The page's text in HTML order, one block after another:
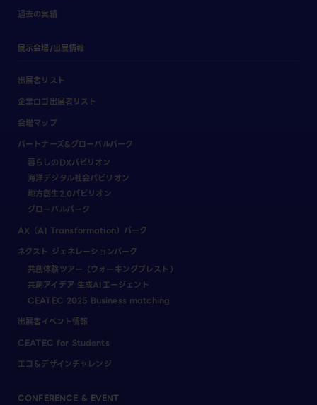
過去の実績
展示会場/出展情報
出展者リスト
企業ロゴ出展者リスト
会場マップ
パートナーズ&グローバルパーク
暮らしのDXパビリオン
海洋デジタル社会パビリオン
地方創生2.0パビリオン
グローバルパーク
AX（AI Transformation）パーク
ネクスト ジェネレーションパーク
共創体験ツアー（ウォーキングブレスト）
共創アイデア 生成AIエージェント
CEATEC 2025 Business matching
出展者イベント情報
CEATEC for Students
エコ＆デザインチャレンジ
CONFERENCE & EVENT